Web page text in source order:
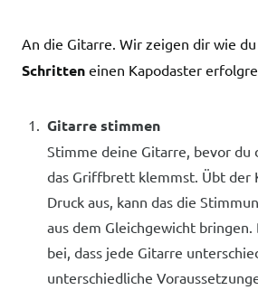
An die Gitarre. Wir zeigen dir wie
Schritten einen Kapodaster
Gitarre stimmen
Stimme deine Gitarre, bevor du
das Griffbrett klemmst. Übt der
Druck aus, kann das die
aus dem Gleichgewicht bringen.
bei, dass jede Gitarre
unterschiedliche